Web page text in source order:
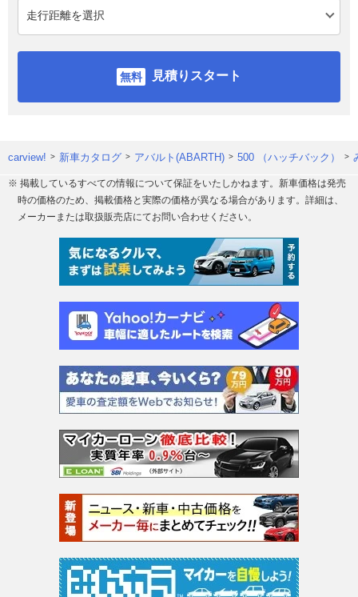
見積りスタート
carview! 新車カタログ アバルト(ABARTH) 500 （ハッチバック）
※ 掲載しているすべての情報について保証をいたしかねます。新車価格は発売
時の価格のため、掲載価格と実際の価格が異なる場合があります。詳細は、
メーカーまたは取扱販売店にてお問い合わせください。